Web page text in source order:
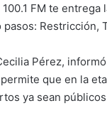
FM te
Restricción,
Pérez,
que en la
ya sean